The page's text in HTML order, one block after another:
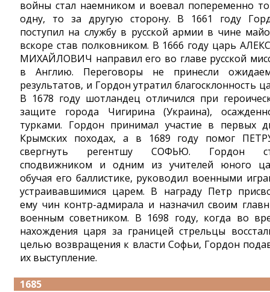
войны стал наемником и воевал попеременно
одну, то за другую сторону. В 1661 году
поступил на службу в русской армии в чине
вскоре став полковником. В 1666 году царь
МИХАЙЛОВИЧ направил его во главе русской
в Англию. Переговоры не принесли
результатов, и Гордон утратил благосклонность
В 1678 году шотландец отличился при
защите города Чигирина (Украина),
турками. Гордон принимал участие в первых
Крымских походах, а в 1689 году помог
свергнуть регентшу СОФЬЮ. Гордон
сподвижником и одним из учителей юного
обучая его баллистике, руководил военными
устраивавшимися царем. В награду Петр
ему чин контр-адмирала и назначил своим
военным советником. В 1698 году, когда во
нахождения царя за границей стрельцы
целью возвращения к власти Софьи, Гордон
их выступление.
1685